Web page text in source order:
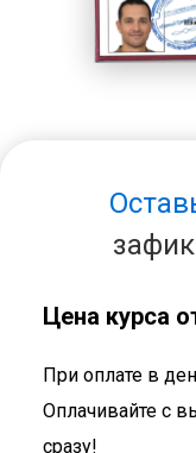
Цена курса
При оплате в
Оплачивайте с
сразу!